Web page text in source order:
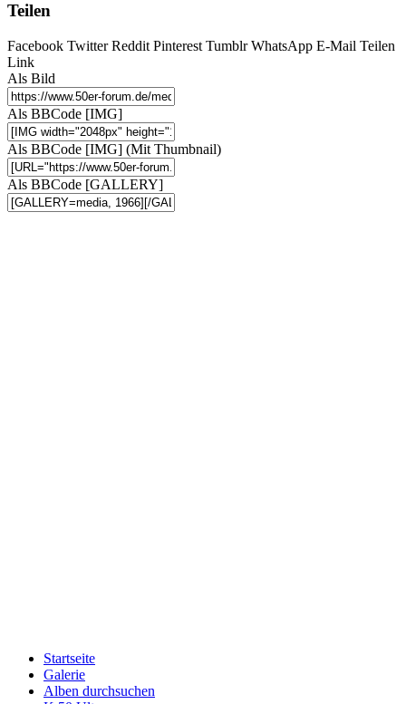
Teilen
Facebook Twitter Reddit Pinterest Tumblr WhatsApp E-Mail Teilen
Link
Als Bild
Als BBCode [IMG]
Als BBCode [IMG] (Mit Thumbnail)
Als BBCode [GALLERY]
Startseite
Galerie
Alben durchsuchen